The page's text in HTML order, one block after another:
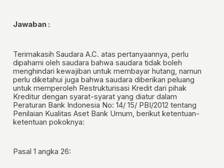
Jawaban :
Terimakasih Saudara A.C. atas pertanyaannya, perlu
dipahami oleh saudara bahwa saudara tidak boleh
menghindari kewajiban untuk membayar hutang, namun
perlu diketahui juga bahwa saudara diberikan peluang
untuk memperoleh Restrukturisasi Kredit dari pihak
Kreditur dengan syarat-syarat yang diatur dalam
Peraturan Bank Indonesia No: 14/ 15/ PBI/2012 tentang
Penilaian Kualitas Aset Bank Umum, berikut ketentuan-
ketentuan pokoknya:
Pasal 1 angka 26: